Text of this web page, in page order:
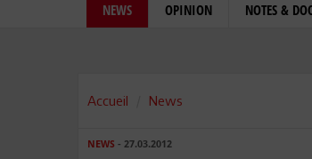
NEWS OPINION NOTES &
Accueil News
NEWS - 27.03.2012